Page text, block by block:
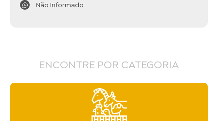
Não Informado
ENCONTRE POR CATEGORIA